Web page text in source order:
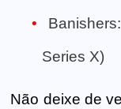
Series X)
Não deixe de